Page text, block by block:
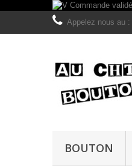
Appelez nous au :
BOUTON